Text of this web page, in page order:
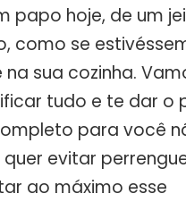
papo hoje, de um
como se
sua cozinha.
tudo e te dar o
para você
quer evitar
ao máximo esse